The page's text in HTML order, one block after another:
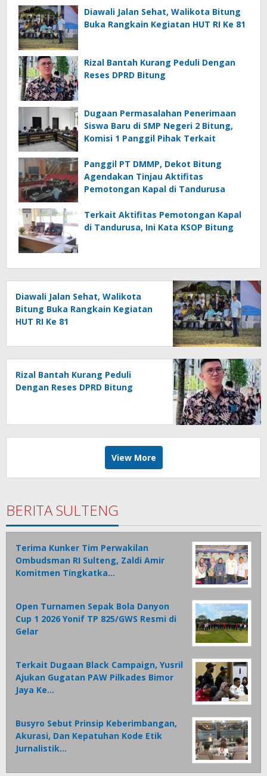
Diawali Jalan Sehat, Walikota Bitung
Buka Rangkain Kegiatan HUT RI Ke 81
Rizal Bantah Kurang Peduli Dengan
Reses DPRD Bitung
Dugaan Permasalahan Penerimaan
Siswa Baru di SMP Negeri 2 Bitung,
Komisi 1 Panggil Pihak Terkait
Panggil PT DMMP, Dekot Bitung
Agendakan Tinjau Aktifitas
Pemotongan Kapal di Tandurusa
Terkait Aktifitas Pemotongan Kapal
di Tandurusa, Ini Kata KSOP Bitung
Diawali Jalan Sehat, Walikota
Bitung Buka Rangkain Kegiatan
HUT RI Ke 81
Rizal Bantah Kurang Peduli
Dengan Reses DPRD Bitung
View More
BERITA SULTENG
Terima Kunker Tim Perwakilan
Ombudsman RI Sulteng, Zaldi Amir
Komitmen Tingkatka…
Open Turnamen Sepak Bola Danyon
Cup 1 2026 Yonif TP 825/GWS Resmi di
Gelar
Terkait Dugaan Black Campaign, Yusril
Ajukan Gugatan PAW Pilkades Bimor
Jaya Ke…
Busyro Sebut Prinsip Keberimbangan,
Akurasi, Dan Kepatuhan Kode Etik
Jurnalistik…